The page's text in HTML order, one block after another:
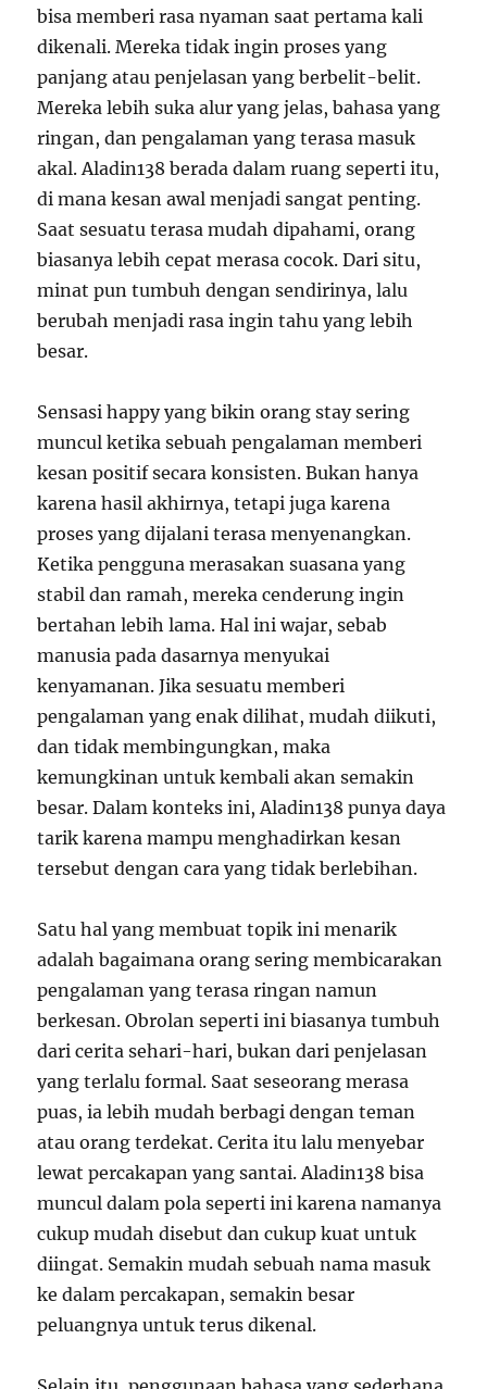
bisa memberi rasa nyaman saat pertama kali
dikenali. Mereka tidak ingin proses yang
panjang atau penjelasan yang berbelit-belit.
Mereka lebih suka alur yang jelas, bahasa yang
ringan, dan pengalaman yang terasa masuk
akal. Aladin138 berada dalam ruang seperti itu,
di mana kesan awal menjadi sangat penting.
Saat sesuatu terasa mudah dipahami, orang
biasanya lebih cepat merasa cocok. Dari situ,
minat pun tumbuh dengan sendirinya, lalu
berubah menjadi rasa ingin tahu yang lebih
besar.
Sensasi happy yang bikin orang stay sering
muncul ketika sebuah pengalaman memberi
kesan positif secara konsisten. Bukan hanya
karena hasil akhirnya, tetapi juga karena
proses yang dijalani terasa menyenangkan.
Ketika pengguna merasakan suasana yang
stabil dan ramah, mereka cenderung ingin
bertahan lebih lama. Hal ini wajar, sebab
manusia pada dasarnya menyukai
kenyamanan. Jika sesuatu memberi
pengalaman yang enak dilihat, mudah diikuti,
dan tidak membingungkan, maka
kemungkinan untuk kembali akan semakin
besar. Dalam konteks ini, Aladin138 punya daya
tarik karena mampu menghadirkan kesan
tersebut dengan cara yang tidak berlebihan.
Satu hal yang membuat topik ini menarik
adalah bagaimana orang sering membicarakan
pengalaman yang terasa ringan namun
berkesan. Obrolan seperti ini biasanya tumbuh
dari cerita sehari-hari, bukan dari penjelasan
yang terlalu formal. Saat seseorang merasa
puas, ia lebih mudah berbagi dengan teman
atau orang terdekat. Cerita itu lalu menyebar
lewat percakapan yang santai. Aladin138 bisa
muncul dalam pola seperti ini karena namanya
cukup mudah disebut dan cukup kuat untuk
diingat. Semakin mudah sebuah nama masuk
ke dalam percakapan, semakin besar
peluangnya untuk terus dikenal.